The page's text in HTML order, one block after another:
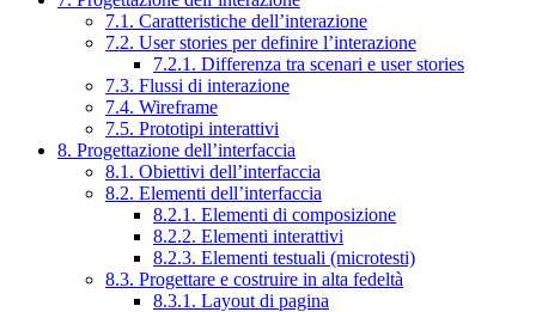
7.1. Caratteristiche dell’interazione
7.2. User stories per definire l’interazione
7.2.1. Differenza tra scenari e user stories
7.3. Flussi di interazione
7.4. Wireframe
7.5. Prototipi interattivi
8. Progettazione dell’interfaccia
8.1. Obiettivi dell’interfaccia
8.2. Elementi dell’interfaccia
8.2.1. Elementi di composizione
8.2.2. Elementi interattivi
8.2.3. Elementi testuali (microtesti)
8.3. Progettare e costruire in alta fedeltà
8.3.1. Layout di pagina